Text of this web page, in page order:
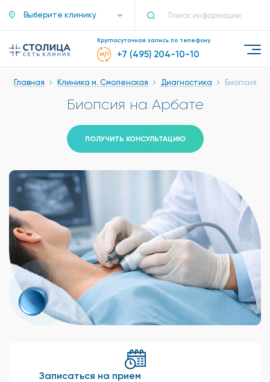
Выберите клинику
Круглосуточная запись по телефону
+7 (495) 204-10-10
Главная Клиника м. Смоленская Диагностика Биопсия
Биопсия на Арбате
ПОЛУЧИТЬ КОНСУЛЬТАЦИЮ
Записаться на прием